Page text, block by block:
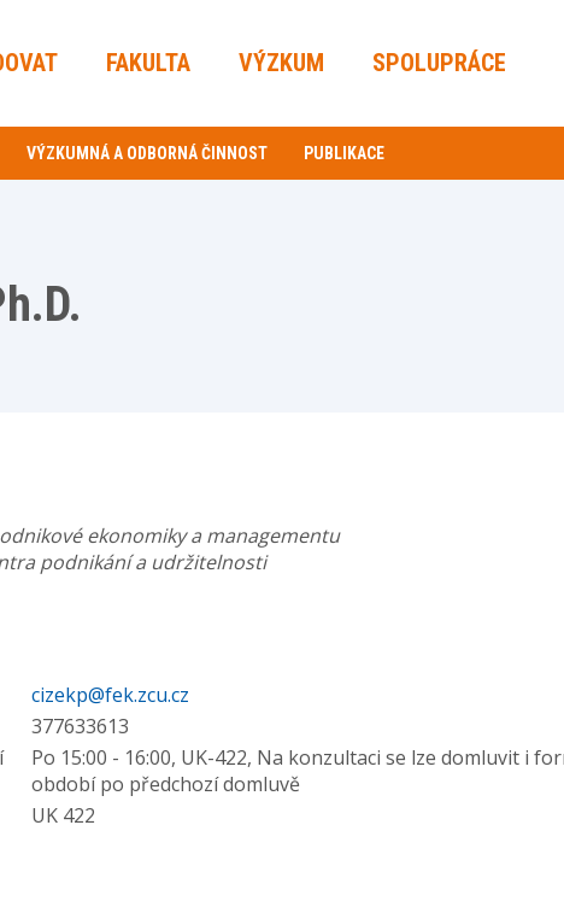
FAKULTA VÝZKUM SPOLUPRÁCE
VÝZKUMNÁ A ODBORNÁ ČINNOST PUBLIKACE
ekonomiky a managementu
podnikání a udržitelnosti
cizekp@fek.zcu.cz
377633613
Po 15:00 - 16:00, UK-422, Na konzultaci se lze domluvit i
období po předchozí domluvě
UK 422